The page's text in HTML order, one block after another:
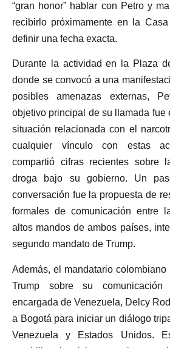
“gran honor” hablar con Petro y
recibirlo próximamente en la
definir una fecha exacta.
Durante la actividad en la Plaza
donde se convocó a una
posibles amenazas externas,
objetivo principal de su llamada fue
situación relacionada con el
cualquier vínculo con estas
compartió cifras recientes sobre
droga bajo su gobierno. Un
conversación fue la propuesta de
formales de comunicación entre
altos mandos de ambos países,
segundo mandato de Trump.
Además, el mandatario
Trump sobre su
encargada de Venezuela, Delcy
a Bogotá para iniciar un diálogo
Venezuela y Estados Unidos.